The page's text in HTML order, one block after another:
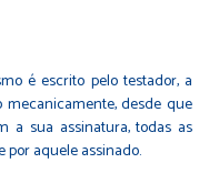
é escrito pelo testador, a
desde que
a sua assinatura, todas as
por aquele assinado.